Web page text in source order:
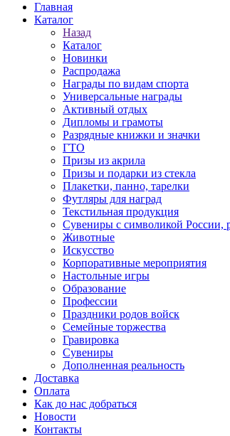
Главная
Каталог
Назад
Каталог
Новинки
Распродажа
Награды по видам спорта
Универсальные награды
Активный отдых
Дипломы и грамоты
Разрядные книжки и значки
ГТО
Призы из акрила
Призы и подарки из стекла
Плакетки, панно, тарелки
Футляры для наград
Текстильная продукция
Сувениры с символикой России,
Животные
Искусство
Корпоративные мероприятия
Настольные игры
Образование
Профессии
Праздники родов войск
Семейные торжества
Гравировка
Сувениры
Дополненная реальность
Доставка
Оплата
Как до нас добраться
Новости
Контакты